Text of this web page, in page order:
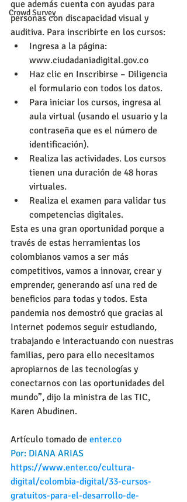
Crowd Survey
que además cuenta con ayudas para
personas con discapacidad visual y
auditiva. Para inscribirte en los cursos:
Ingresa a la página:
www.ciudadaniadigital.gov.co
Haz clic en Inscribirse – Diligencia
el formulario con todos los datos.
Para iniciar los cursos, ingresa al
aula virtual (usando el usuario y la
contraseña que es el número de
identificación).
Realiza las actividades. Los cursos
tienen una duración de 48 horas
virtuales.
Realiza el examen para validar tus
competencias digitales.
Esta es una gran oportunidad porque a
través de estas herramientas los
colombianos vamos a ser más
competitivos, vamos a innovar, crear y
emprender, generando así una red de
beneficios para todas y todos. Esta
pandemia nos demostró que gracias al
Internet podemos seguir estudiando,
trabajando e interactuando con nuestras
familias, pero para ello necesitamos
apropiarnos de las tecnologías y
conectarnos con las oportunidades del
mundo”, dijo la ministra de las TIC,
Karen Abudinen.
Artículo tomado de enter.co
Por: DIANA ARIAS
https://www.enter.co/cultura-
digital/colombia-digital/33-cursos-
gratuitos-para-el-desarrollo-de-